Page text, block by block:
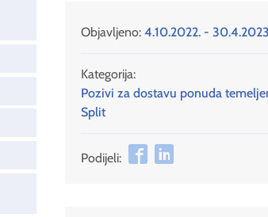
Objavljeno: 4.10.2022. -
Kategorija:
Pozivi za dostavu ponuda
Split
Podijeli: